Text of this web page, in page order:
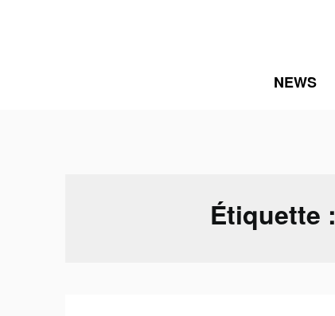
NEWS
Étiquette :